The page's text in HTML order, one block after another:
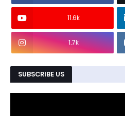
11.6k
1.7k
SUBSCRIBE US